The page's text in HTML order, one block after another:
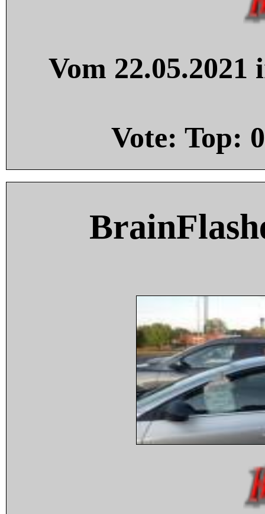
Vom
Vote: Top: 0